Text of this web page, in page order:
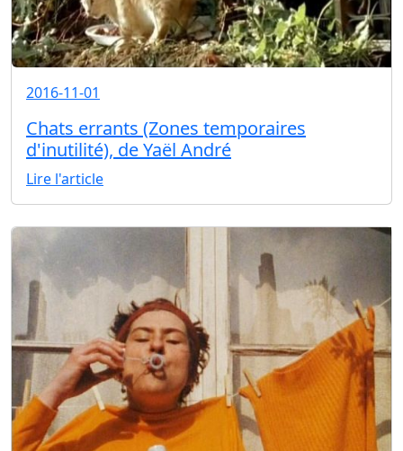
2016-11-01
Chats errants (Zones temporaires
d'inutilité), de Yaël André
Lire l'article